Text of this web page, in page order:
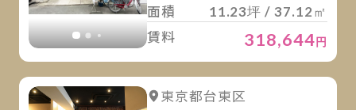
面積
11.23坪 / 37.12㎡
賃料 318,644円
詳細を見る
東京都台東区